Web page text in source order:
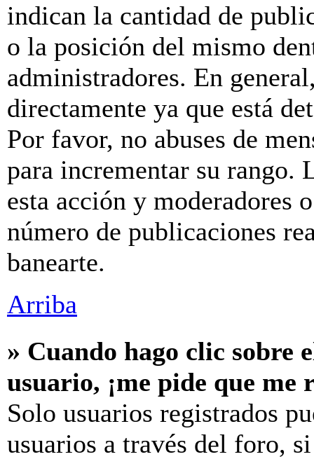
indican la cantidad de
o la posición del mismo
administradores. En
directamente ya que está
Por favor, no abuses de
para incrementar su rango.
esta acción y moderadores
número de publicaciones
banearte.
Arriba
» Cuando hago clic sobre
usuario, ¡me pide que me
Solo usuarios registrados
usuarios a través del foro,